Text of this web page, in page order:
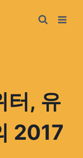
터, 유
2017